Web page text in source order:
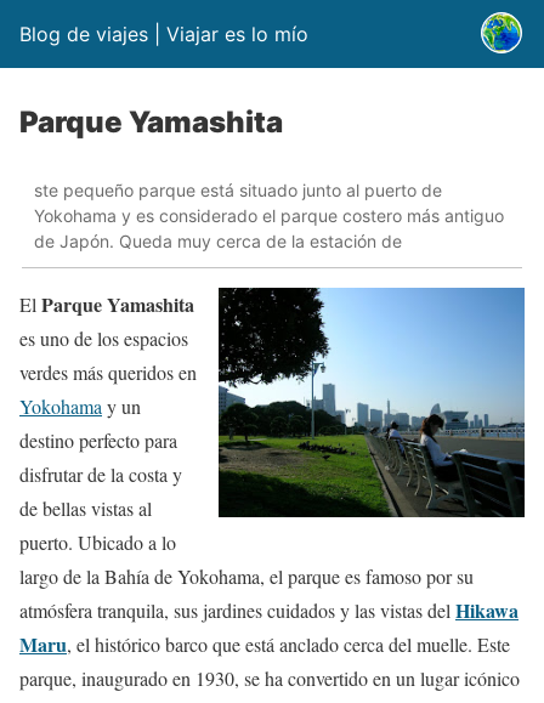
Blog de viajes | Viajar es lo mío
Parque Yamashita
ste pequeño parque está situado junto al puerto de
Yokohama y es considerado el parque costero más antiguo
de Japón. Queda muy cerca de la estación de
El Parque Yamashita
es uno de los espacios
verdes más queridos en
Yokohama y un
destino perfecto para
disfrutar de la costa y
de bellas vistas al
puerto. Ubicado a lo
largo de la Bahía de Yokohama, el parque es famoso por su
atmósfera tranquila, sus jardines cuidados y las vistas del Hikawa
Maru, el histórico barco que está anclado cerca del muelle. Este
parque, inaugurado en 1930, se ha convertido en un lugar icónico